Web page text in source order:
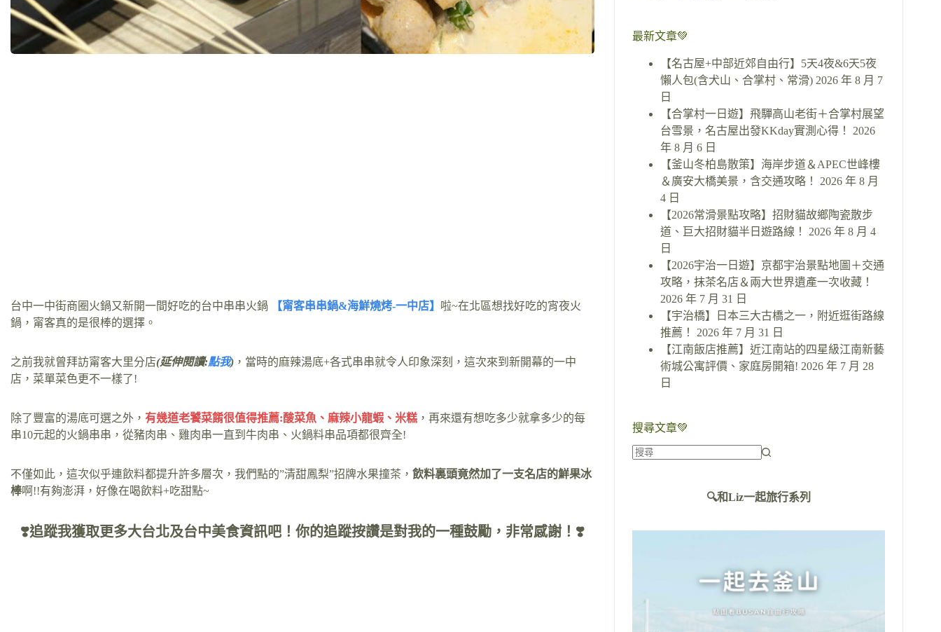
台中一中街商圈火鍋又新開一間好吃的台中串串火鍋 【甯客串串鍋&海鮮燒烤-一中店】 啦~在北區想找好吃的宵夜火
鍋，甯客真的是很棒的選擇。
之前我就曾拜訪甯客大里分店(延伸閱讀:點我) ，當時的麻辣湯底+各式串串就令人印象深刻，這次來到新開幕的一中
店，菜單菜色更不一樣了!
除了豐富的湯底可選之外， 有幾道老饕菜餚很值得推薦:酸菜魚、麻辣小龍蝦、米糕 ，再來還有想吃多少就拿多少的每
串10元起的火鍋串串，從豬肉串、雞肉串一直到牛肉串、火鍋料串品項都很齊全!
不僅如此，這次似乎連飲料都提升許多層次，我們點的”清甜鳳梨”招牌水果撞茶， 飲料裏頭竟然加了一支名店的鮮果冰
棒啊!!有夠澎湃，好像在喝飲料+吃甜點~
❣️追蹤我獲取更多大台北及台中美食資訊吧！你的追蹤按讚是對我的一種鼓勵，非常感謝！❣️
最新文章💚
【名古屋+中部近郊自由行】5天4夜&6天5夜
懶人包(含犬山、合掌村、常滑) 2026 年 8 月 7
日
【合掌村一日遊】飛驒高山老街＋合掌村展望
台雪景，名古屋出發KKday實測心得！
2026
年 8 月 6 日
【釜山冬柏島散策】海岸步道＆APEC世峰樓
＆廣安大橋美景，含交通攻略！
2026 年 8 月
4 日
【2026常滑景點攻略】招財貓故鄉陶瓷散步
道、巨大招財貓半日遊路線！
2026 年 8 月 4
日
【2026宇治一日遊】京都宇治景點地圖＋交通
攻略，抹茶名店＆兩大世界遺產一次收藏！
2026 年 7 月 31 日
【宇治橋】日本三大古橋之一，附近逛街路線
推薦！
2026 年 7 月 31 日
【江南飯店推薦】近江南站的四星級江南新藝
術城公寓評價、家庭房開箱! 2026 年 7 月 28
日
搜尋文章💚
🔍和Liz一起旅行系列